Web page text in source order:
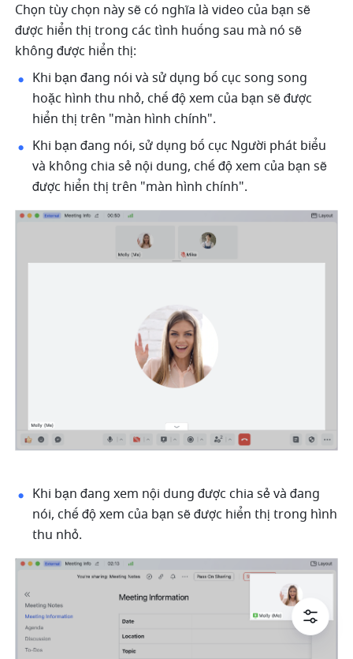
Chọn tùy chọn này sẽ có nghĩa là video của bạn sẽ
được hiển thị trong các tình huống sau mà nó sẽ
không được hiển thị:
Khi bạn đang nói và sử dụng bố cục song song
hoặc hình thu nhỏ, chế độ xem của bạn sẽ được
hiển thị trên "màn hình chính".
Khi bạn đang nói, sử dụng bố cục Người phát biểu
và không chia sẻ nội dung, chế độ xem của bạn sẽ
được hiển thị trên "màn hình chính".
Khi bạn đang xem nội dung được chia sẻ và đang
nói, chế độ xem của bạn sẽ được hiển thị trong hình
thu nhỏ.